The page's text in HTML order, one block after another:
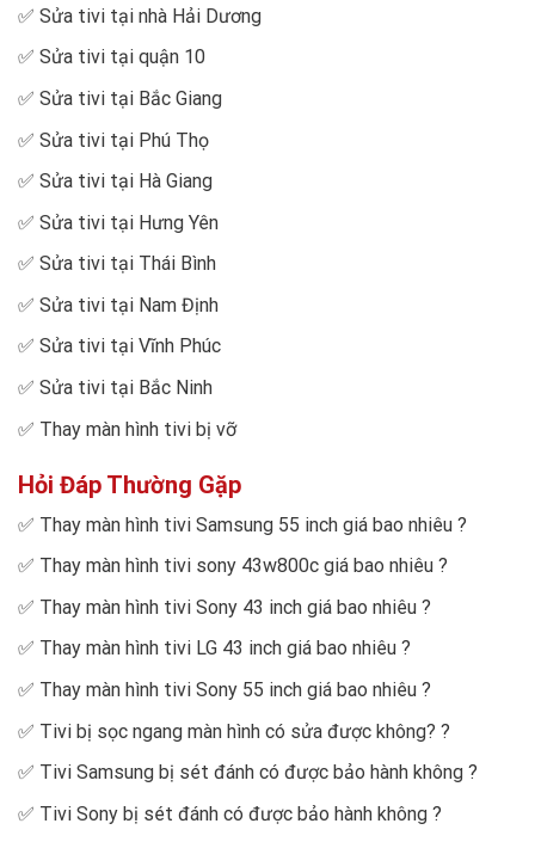
✅ Sửa tivi tại nhà Hải Dương
✅ Sửa tivi tại quận 10
✅ Sửa tivi tại Bắc Giang
✅ Sửa tivi tại Phú Thọ
✅ Sửa tivi tại Hà Giang
✅ Sửa tivi tại Hưng Yên
✅ Sửa tivi tại Thái Bình
✅ Sửa tivi tại Nam Định
✅ Sửa tivi tại Vĩnh Phúc
✅ Sửa tivi tại Bắc Ninh
✅ Thay màn hình tivi bị vỡ
Hỏi Đáp Thường Gặp
✅ Thay màn hình tivi Samsung 55 inch giá bao nhiêu ?
✅ Thay màn hình tivi sony 43w800c giá bao nhiêu ?
✅ Thay màn hình tivi Sony 43 inch giá bao nhiêu ?
✅ Thay màn hình tivi LG 43 inch giá bao nhiêu ?
✅ Thay màn hình tivi Sony 55 inch giá bao nhiêu ?
✅ Tivi bị sọc ngang màn hình có sửa được không? ?
✅ Tivi Samsung bị sét đánh có được bảo hành không ?
✅ Tivi Sony bị sét đánh có được bảo hành không ?